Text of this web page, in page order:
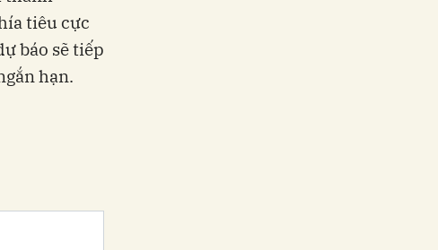
tiêu cực
báo sẽ tiếp
hạn.